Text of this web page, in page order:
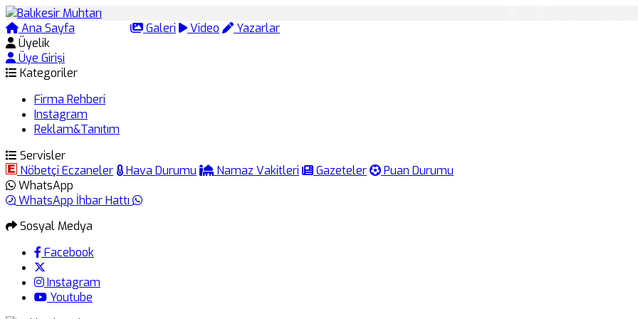
Ana Sayfa Galeri Video
Yazarlar
Üyelik
Üye Girişi
Kategoriler
Firma Rehberi
Instagram
Reklam&Tanıtım
Servisler
Nöbetçi Eczaneler
Hava Durumu Namaz Vakitleri Gazeteler
Puan Durumu
WhatsApp
WhatsApp İhbar Hattı
Sosyal Medya
Facebook
Instagram
Youtube